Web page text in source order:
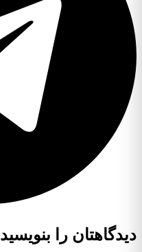
دیدگاهتان را بنویسید